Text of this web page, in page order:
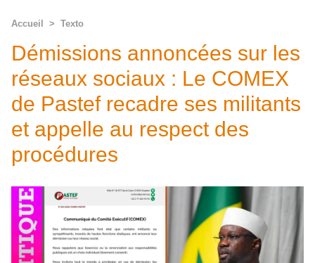
Accueil > Texto
Démissions annoncées sur les
réseaux sociaux : Le COMEX
de Pastef recadre ses militants
et appelle au respect des
procédures